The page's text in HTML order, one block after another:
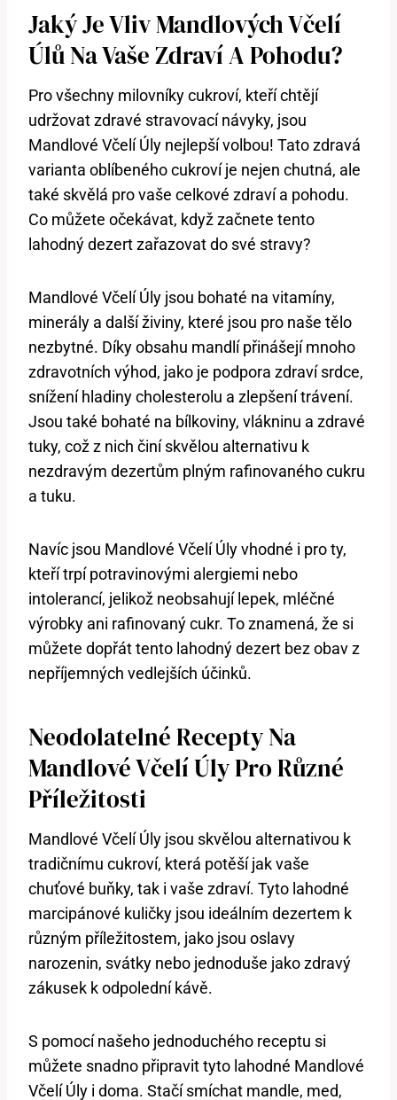
Jaký Je Vliv Mandlových Včelí
Úlů Na Vaše Zdraví A Pohodu?
Pro všechny milovníky cukroví, kteří chtějí
udržovat zdravé stravovací návyky, jsou
Mandlové Včelí Úly nejlepší volbou! Tato zdravá
varianta oblíbeného cukroví je nejen chutná, ale
také skvělá pro vaše celkové zdraví a pohodu.
Co můžete očekávat, když začnete tento
lahodný dezert zařazovat do své stravy?
Mandlové Včelí Úly jsou bohaté na vitamíny,
minerály a další živiny, které jsou pro naše tělo
nezbytné. Díky obsahu mandlí přinášejí mnoho
zdravotních výhod, jako je podpora zdraví srdce,
snížení hladiny cholesterolu a zlepšení trávení.
Jsou také bohaté na bílkoviny, vlákninu a zdravé
tuky, což z nich činí skvělou alternativu k
nezdravým dezertům plným rafinovaného cukru
a tuku.
Navíc jsou Mandlové Včelí Úly vhodné i pro ty,
kteří trpí potravinovými alergiemi nebo
intolerancí, jelikož neobsahují lepek, mléčné
výrobky ani rafinovaný cukr. To znamená, že si
můžete dopřát tento lahodný dezert bez obav z
nepříjemných vedlejších účinků.
Neodolatelné Recepty Na
Mandlové Včelí Úly Pro Různé
Příležitosti
Mandlové Včelí Úly jsou skvělou alternativou k
tradičnímu cukroví, která potěší jak vaše
chuťové buňky, tak i vaše zdraví. Tyto lahodné
marcipánové kuličky jsou ideálním dezertem k
různým příležitostem, jako jsou oslavy
narozenin, svátky nebo jednoduše jako zdravý
zákusek k odpolední kávě.
S pomocí našeho jednoduchého receptu si
můžete snadno připravit tyto lahodné Mandlové
Včelí Úly i doma. Stačí smíchat mandle, med,